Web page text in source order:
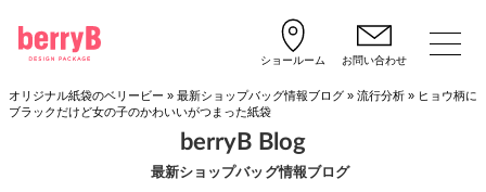
ショールーム お問い合わせ
オリジナル紙袋のベリービー » 最新ショップバッグ情報ブログ» 流行分析» ヒョウ柄に
ブラックだけど女の子のかわいいがつまった紙袋
最新ショップバッグ情報ブログ
berryB Blog